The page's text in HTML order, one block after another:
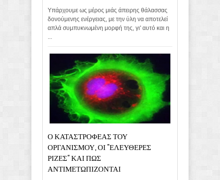
Υπάρχουμε ως μέρος μιάς άπειρης θάλασσας
δονούμενης ενέργειας, με την ύλη να αποτελεί
απλά συμπυκνωμένη μορφή της, γι' αυτό και η
...
Ο ΚΑΤΑΣΤΡΟΦΕΑΣ ΤΟΥ
ΟΡΓΑΝΙΣΜΟΥ, ΟΙ "ΕΛΕΥΘΕΡΕΣ
ΡΙΖΕΣ" ΚΑΙ ΠΩΣ
ΑΝΤΙΜΕΤΩΠΙΖΟΝΤΑΙ